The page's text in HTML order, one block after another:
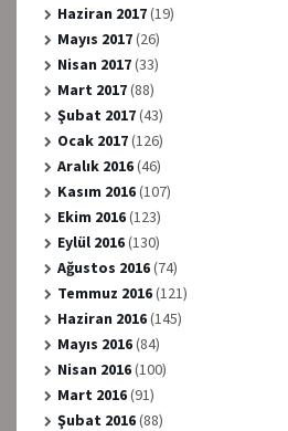
Haziran 2017(19)
Mayıs 2017(26)
Nisan 2017(33)
Mart 2017(88)
Şubat 2017(43)
Ocak 2017(126)
Aralık 2016(46)
Kasım 2016(107)
Ekim 2016(123)
Eylül 2016(130)
Ağustos 2016(74)
Temmuz 2016(121)
Haziran 2016(145)
Mayıs 2016(84)
Nisan 2016(100)
Mart 2016(91)
Şubat 2016(88)